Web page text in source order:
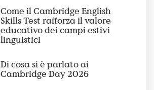
Come il Cambridge English
Skills Test rafforza il valore
educativo dei campi estivi
linguistici
Di cosa si è parlato ai
Cambridge Day 2026